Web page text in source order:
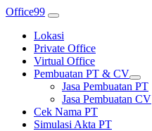
Office99
Lokasi
Private Office
Virtual Office
Pembuatan PT & CV
Jasa Pembuatan PT
Jasa Pembuatan CV
Cek Nama PT
Simulasi Akta PT